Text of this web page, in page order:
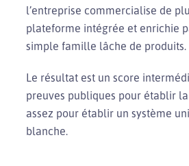
l’entreprise commercialise de
plateforme intégrée et enrichie
simple famille lâche de produits.
Le résultat est un score
preuves publiques pour établir la
assez pour établir un système
blanche.